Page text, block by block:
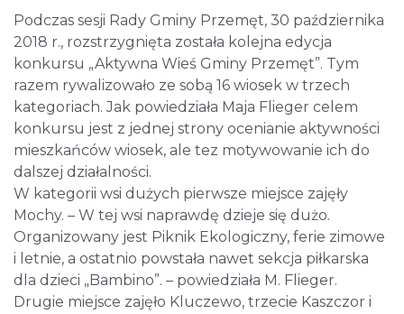
Podczas sesji Rady Gminy Przemęt, 30 października
2018 r., rozstrzygnięta została kolejna edycja
konkursu „Aktywna Wieś Gminy Przemęt”. Tym
razem rywalizowało ze sobą 16 wiosek w trzech
kategoriach. Jak powiedziała Maja Flieger celem
konkursu jest z jednej strony ocenianie aktywności
mieszkańców wiosek, ale tez motywowanie ich do
dalszej działalności.
W kategorii wsi dużych pierwsze miejsce zajęły
Mochy. – W tej wsi naprawdę dzieje się dużo.
Organizowany jest Piknik Ekologiczny, ferie zimowe
i letnie, a ostatnio powstała nawet sekcja piłkarska
dla dzieci „Bambino”. – powiedziała M. Flieger.
Drugie miejsce zajęło Kluczewo, trzecie Kaszczor i